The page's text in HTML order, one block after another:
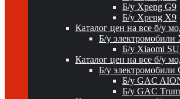
Б/у Xpeng G9
Б/у Xpeng X9
Каталог цен на все б/у
Б/у электромобили
Б/у Xiaomi
Каталог цен на все б/у
Б/у электромобили
Б/у GAC
Б/у GAC